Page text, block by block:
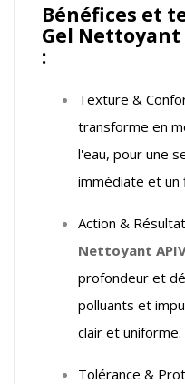
Bénéfices et
Gel Nettoyant
:
Texture &
transforme en
l'eau, pour une
immédiate et un
Action &
Nettoyant
profondeur et
polluants et
clair et uniforme.
Tolérance &